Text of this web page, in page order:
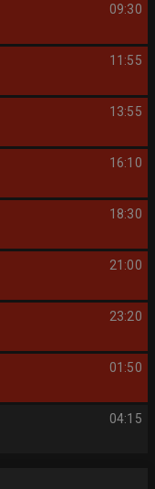
09:30
11:55
13:55
16:10
18:30
21:00
23:20
01:50
04:15